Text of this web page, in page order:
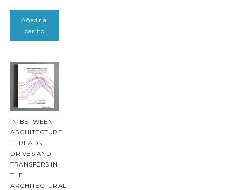
Añadir al
carrito
IN-BETWEEN
ARCHITECTURE.
THREADS,
DRIVES AND
TRANSFERS IN
THE
ARCHITECTURAL